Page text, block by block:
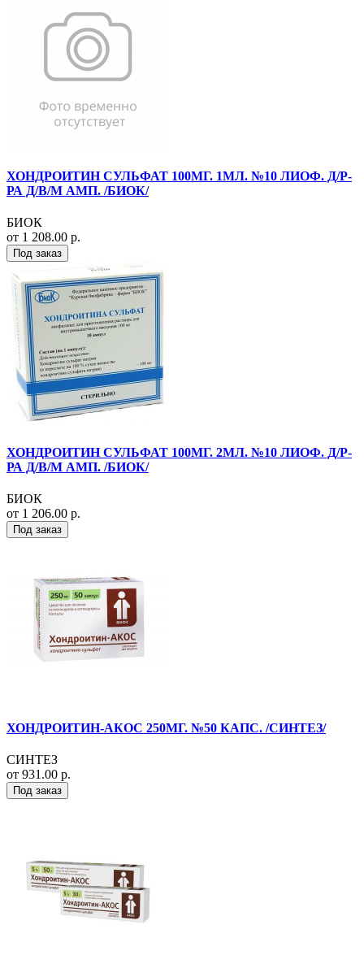
ХОНДРОИТИН СУЛЬФАТ 100МГ. 1МЛ. №10 ЛИОФ. Д/Р-
РА Д/В/М АМП. /БИОК/
БИОК
от 1 208.00 р.
Под заказ
ХОНДРОИТИН СУЛЬФАТ 100МГ. 2МЛ. №10 ЛИОФ. Д/Р-
РА Д/В/М АМП. /БИОК/
БИОК
от 1 206.00 р.
Под заказ
ХОНДРОИТИН-АКОС 250МГ. №50 КАПС. /СИНТЕЗ/
СИНТЕЗ
от 931.00 р.
Под заказ